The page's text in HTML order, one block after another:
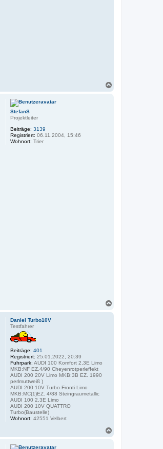
StefanS
Projektleiter
Beiträge: 3139
Registriert: 06.11.2004, 15:46
Wohnort: Trier
Daniel Turbo10V
Testfahrer
Beiträge: 401
Registriert: 25.01.2022, 20:39
Fuhrpark: AUDI 100 Komfort 2,3E Limo
MKB:NF EZ.4/90 Cheyenrotperleffekt
AUDI 200 20V Limo MKB:3B EZ. 1990
perlmuttweiß )
AUDI 200 10V Turbo Fronti Limo
MKB:MC(1)EZ. 4/88 Steingraumetallic
AUDI 100 2,3E Limo
AUDI 200 10V QUATTRO
Turbo(Baustelle)
Wohnort: 42551 Velbert